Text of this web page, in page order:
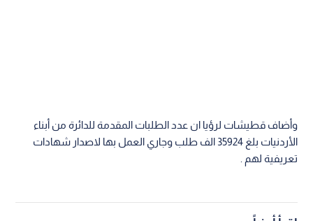
وأضاف قطيشات لرؤيا ان عدد الطلبات المقدمة للدائرة من أبناء
الأردنيات بلغ 35924 الف طلب وجاري العمل بها لاصدار شهادات
تعريفية لهم .